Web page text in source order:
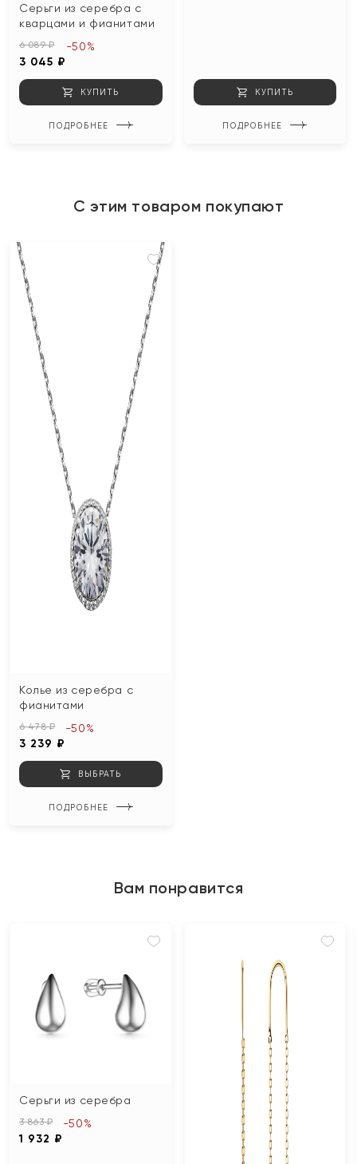
Серьги из серебра с
кварцами и фианитами
6 089 ₽
3 045 ₽
-50%
КУПИТЬ
ПОДРОБНЕЕ
КУПИТЬ
ПОДРОБНЕЕ
С этим товаром покупают
Колье из серебра с
фианитами
6 478 ₽
3 239 ₽
-50%
ВЫБРАТЬ
ПОДРОБНЕЕ
Вам понравится
Серьги из серебра
3 863 ₽
1 932 ₽
-50%